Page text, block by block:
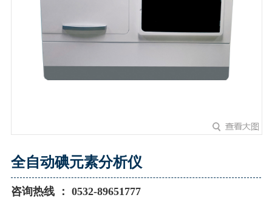
全自动碘元素分析仪
咨询热线 ： 0532-89651777